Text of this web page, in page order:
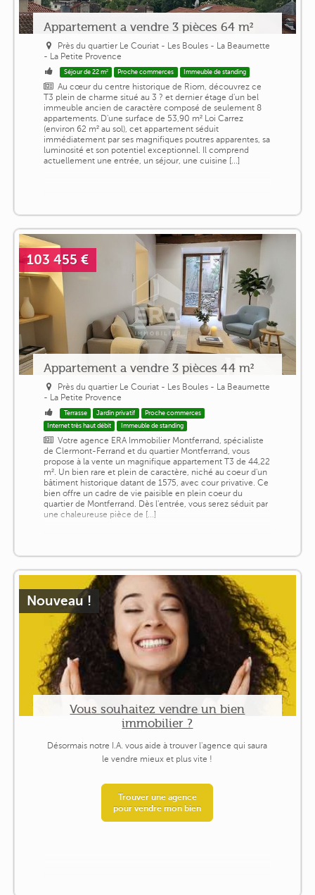
Appartement a vendre 3 pièces 64 m²
Près du quartier Le Couriat - Les Boules - La Beaumette
- La Petite Provence
Séjour de 22 m² Proche commerces Immeuble de standing
Au cœur du centre historique de Riom, découvrez ce
T3 plein de charme situé au 3 ? et dernier étage d'un bel
immeuble ancien de caractère composé de seulement 8
appartements. D'une surface de 53,90 m² Loi Carrez
(environ 62 m² au sol), cet appartement séduit
immédiatement par ses magnifiques poutres apparentes, sa
luminosité et son potentiel exceptionnel. Il comprend
actuellement une entrée, un séjour, une cuisine [...]
103 455 €
Appartement a vendre 3 pièces 44 m²
Près du quartier Le Couriat - Les Boules - La Beaumette
- La Petite Provence
Terrasse Jardin privatif
Proche commerces
Internet très haut débit
Immeuble de standing
Votre agence ERA Immobilier Montferrand, spécialiste
de Clermont-Ferrand et du quartier Montferrand, vous
propose à la vente un magnifique appartement T3 de 44,22
m². Un bien rare et plein de caractère, niché au coeur d'un
bâtiment historique datant de 1575, avec cour privative. Ce
bien offre un cadre de vie paisible en plein coeur du
quartier de Montferrand. Dès l'entrée, vous serez séduit par
une chaleureuse pièce de [...]
Nouveau !
Vous souhaitez vendre un bien
immobilier ?
Désormais notre I.A. vous aide à trouver l'agence qui saura
le vendre mieux et plus vite !
Trouver une agence
pour vendre mon bien